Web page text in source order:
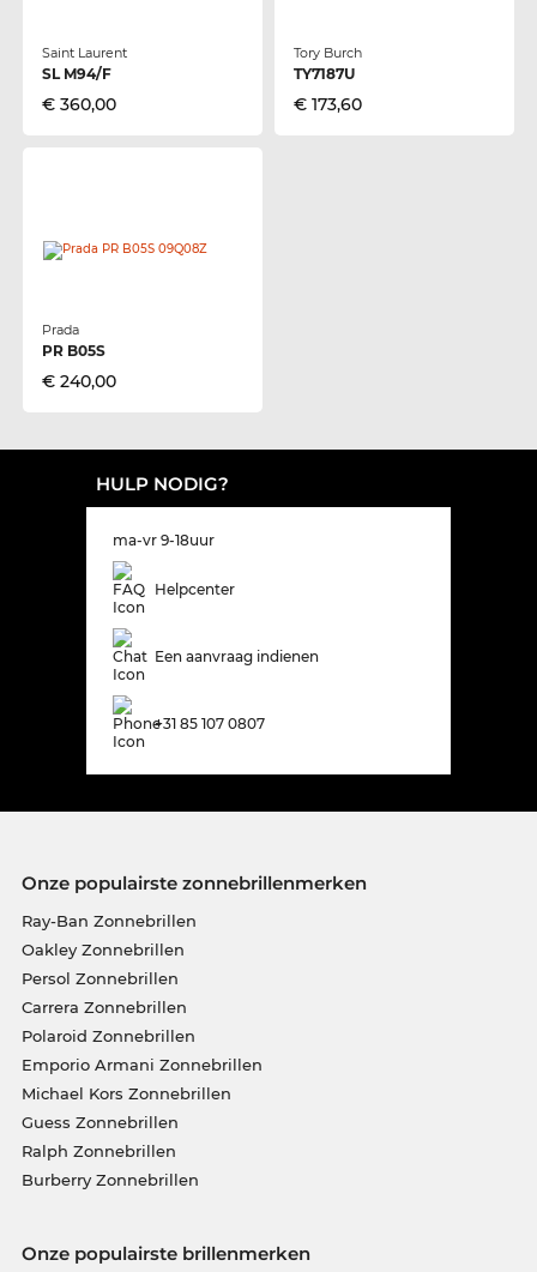
Saint Laurent
SL M94/F
€ 360,00
Tory Burch
TY7187U
€ 173,60
Prada
PR B05S
€ 240,00
HULP NODIG?
ma-vr 9-18uur
Helpcenter
Een aanvraag indienen
+31 85 107 0807
Onze populairste zonnebrillenmerken
Ray-Ban Zonnebrillen
Oakley Zonnebrillen
Persol Zonnebrillen
Carrera Zonnebrillen
Polaroid Zonnebrillen
Emporio Armani Zonnebrillen
Michael Kors Zonnebrillen
Guess Zonnebrillen
Ralph Zonnebrillen
Burberry Zonnebrillen
Onze populairste brillenmerken